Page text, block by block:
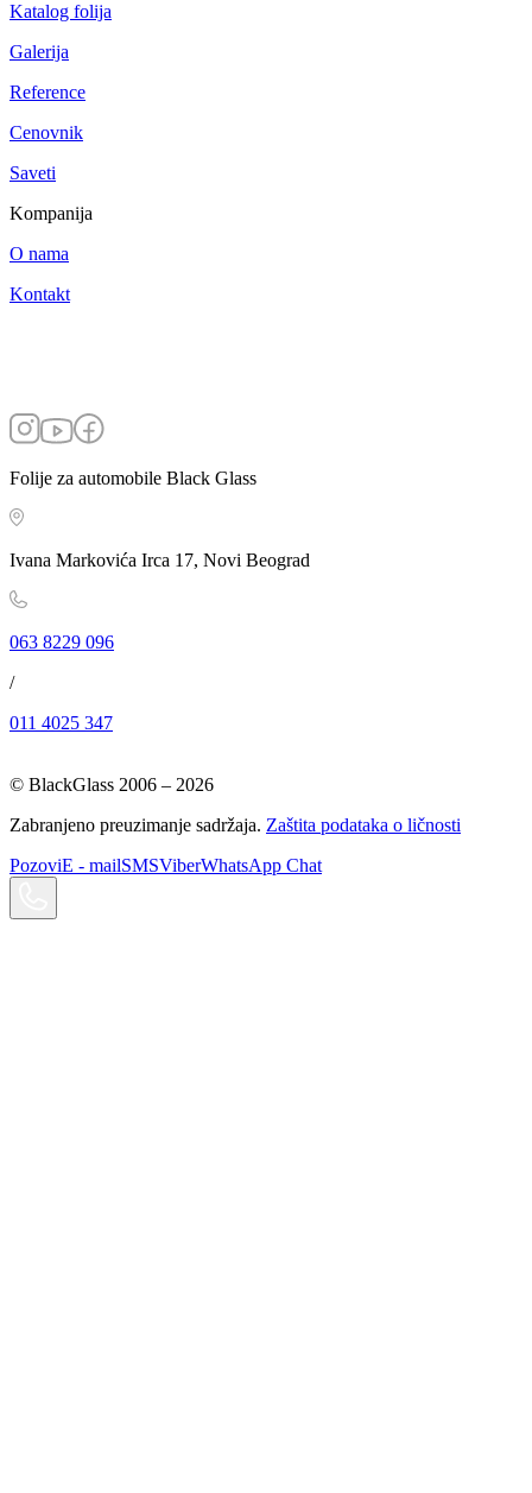
Katalog folija
Galerija
Reference
Cenovnik
Saveti
Kompanija
O nama
Kontakt
Folije za automobile Black Glass
Ivana Markovića Irca 17, Novi Beograd
063 8229 096
/
011 4025 347
© BlackGlass 2006 – 2026
Zabranjeno preuzimanje sadržaja. Zaštita podataka o ličnosti
PozoviE - mailSMSViberWhatsApp Chat